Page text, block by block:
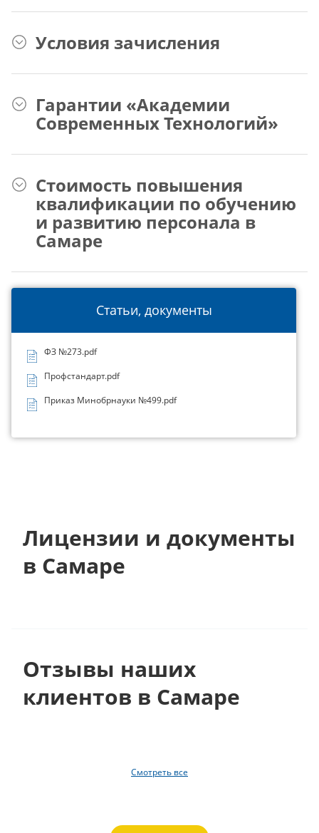
Статьи, документы
ФЗ №273.pdf
Профстандарт.pdf
Приказ Минобрнауки №499.pdf
Условия зачисления
Гарантии «Академии
Современных Технологий»
Стоимость повышения
квалификации по обучению
и развитию персонала в
Самаре
Лицензии и документы
в Самаре
Отзывы наших
клиентов в Самаре
Смотреть все